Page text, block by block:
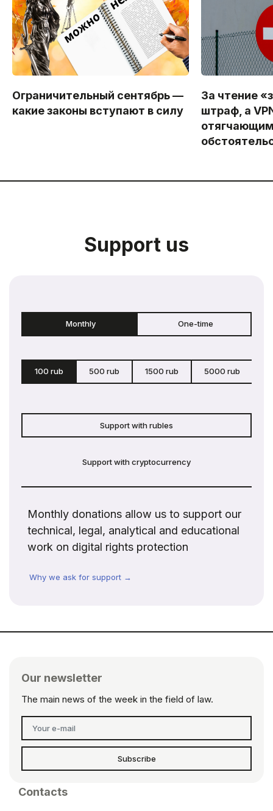
Ограничительный сентябрь —
какие законы вступают в силу
За чтение
штраф, а
Support us
Monthly One-time
100 rub 500 rub 1500 rub 5000 rub
Support with rubles
Support with cryptocurrency
Monthly donations allow us to support our
technical, legal, analytical and educational
work on digital rights protection
Why we ask for support →
Our newsletter
The main news of the week in the field of law.
Subscribe
Contacts